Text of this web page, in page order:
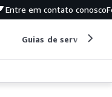
Entre em contato conosco
Guias de serviço